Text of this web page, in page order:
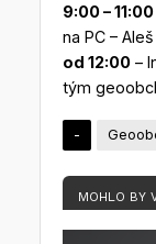
9:00 – 11:00
na PC –
od 12:00–
tým
-
MOHLO BY